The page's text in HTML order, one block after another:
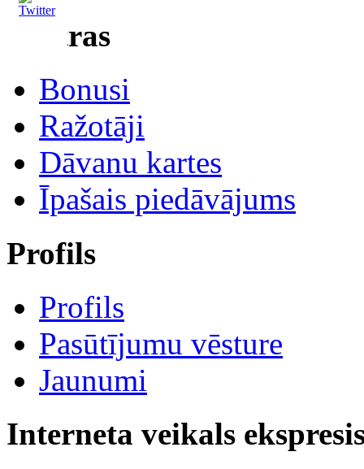
Ekstras
Bonusi
Ražotāji
Dāvanu kartes
Īpašais piedāvājums
Profils
Profils
Pasūtījumu vēsture
Jaunumi
Interneta veikals